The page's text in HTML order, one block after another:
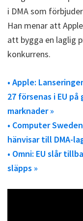
i DMA som
Han menar att
att bygga en laglig
konkurrens.
• Apple:
27 försenas i EU
marknader »
• Computer
hänvisar till DMA-
• Omni: EU slår
släpps »